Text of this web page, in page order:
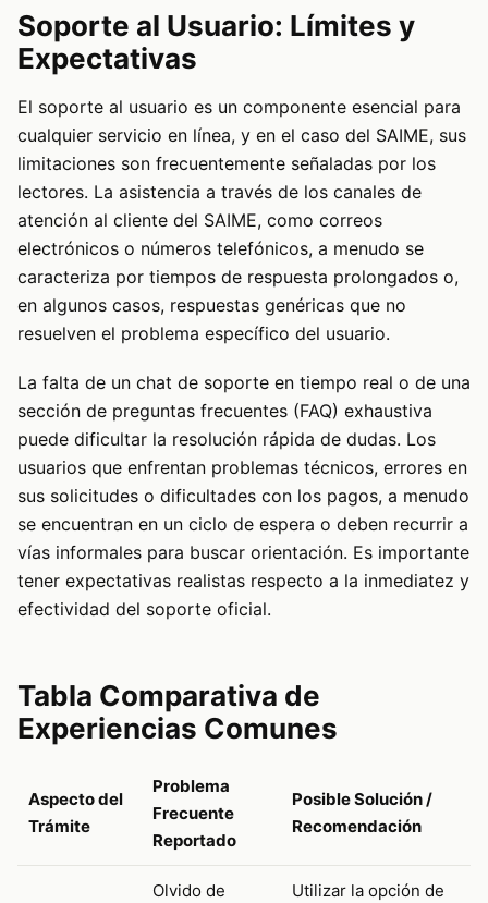
Soporte al Usuario: Límites y
Expectativas
El soporte al usuario es un componente esencial para
cualquier servicio en línea, y en el caso del SAIME, sus
limitaciones son frecuentemente señaladas por los
lectores. La asistencia a través de los canales de
atención al cliente del SAIME, como correos
electrónicos o números telefónicos, a menudo se
caracteriza por tiempos de respuesta prolongados o,
en algunos casos, respuestas genéricas que no
resuelven el problema específico del usuario.
La falta de un chat de soporte en tiempo real o de una
sección de preguntas frecuentes (FAQ) exhaustiva
puede dificultar la resolución rápida de dudas. Los
usuarios que enfrentan problemas técnicos, errores en
sus solicitudes o dificultades con los pagos, a menudo
se encuentran en un ciclo de espera o deben recurrir a
vías informales para buscar orientación. Es importante
tener expectativas realistas respecto a la inmediatez y
efectividad del soporte oficial.
Tabla Comparativa de
Experiencias Comunes
Aspecto del
Trámite
Problema
Frecuente
Reportado
Posible Solución /
Recomendación
Olvido de
Utilizar la opción de